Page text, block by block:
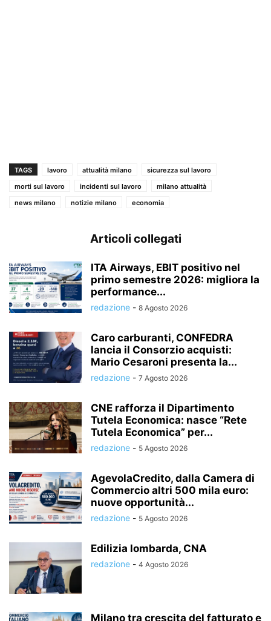
TAGS lavoro attualità milano
sicurezza sul lavoro
morti sul lavoro
incidenti sul lavoro
milano attualità
news milano
notizie milano economia
Articoli collegati
ITA Airways, EBIT positivo nel
primo semestre 2026: migliora la
performance...
redazione - 8 Agosto 2026
Caro carburanti, CONFEDRA
lancia il Consorzio acquisti:
Mario Cesaroni presenta la...
redazione - 7 Agosto 2026
CNE rafforza il Dipartimento
Tutela Economica: nasce “Rete
Tutela Economica” per...
redazione - 5 Agosto 2026
AgevolaCredito, dalla Camera di
Commercio altri 500 mila euro:
nuove opportunità...
redazione - 5 Agosto 2026
Edilizia lombarda, CNA
redazione - 4 Agosto 2026
Milano tra crescita del fatturato e